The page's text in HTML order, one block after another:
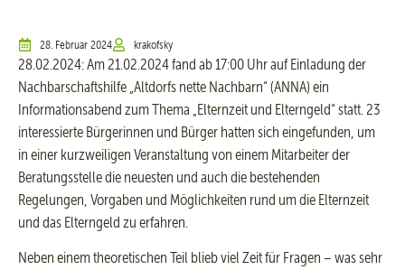
28. Februar 2024 krakofsky
28.02.2024: Am 21.02.2024 fand ab 17:00 Uhr auf Einladung der
Nachbarschaftshilfe „Altdorfs nette Nachbarn“ (ANNA) ein
Informationsabend zum Thema „Elternzeit und Elterngeld“ statt. 23
interessierte Bürgerinnen und Bürger hatten sich eingefunden, um
in einer kurzweiligen Veranstaltung von einem Mitarbeiter der
Beratungsstelle die neuesten und auch die bestehenden
Regelungen, Vorgaben und Möglichkeiten rund um die Elternzeit
und das Elterngeld zu erfahren.
Neben einem theoretischen Teil blieb viel Zeit für Fragen – was sehr